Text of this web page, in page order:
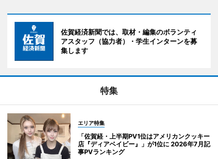
佐賀経済新聞では、取材・編集のボランティ
アスタッフ（協力者）・学生インターンを募
集します
特集
エリア特集
「佐賀経・上半期PV1位はアメリカンクッキー
店『ディアベイビー』」が1位に 2026年7月記
事PVランキング